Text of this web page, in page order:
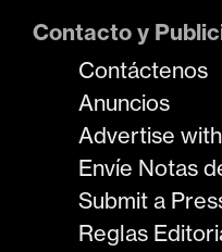
Contacto y
Contáctenos
Anuncios
Advertise
Envíe Notas
Submit a
Reglas